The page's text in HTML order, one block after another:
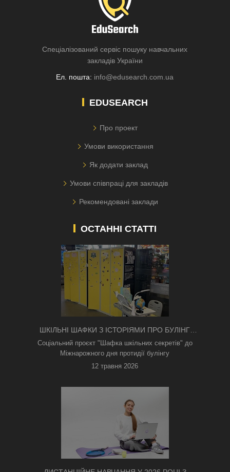
Спеціалізований сервіс пошуку навчальних
закладів України
Ел. пошта: info@edusearch.com.ua
EDUSEARCH
Про проект
Умови використання
Як додати заклад
Умови співпраці для закладів
Рекомендовані заклади
ОСТАННІ СТАТТІ
ШКІЛЬНІ ШАФКИ З ІСТОРІЯМИ ПРО БУЛІНГ
З'ЯВИЛИСЯ В КИЄВІ
Соціальний проєкт "Шафка шкільних секретів" до
Міжнарожного дня протидії булінгу
12 травня 2026